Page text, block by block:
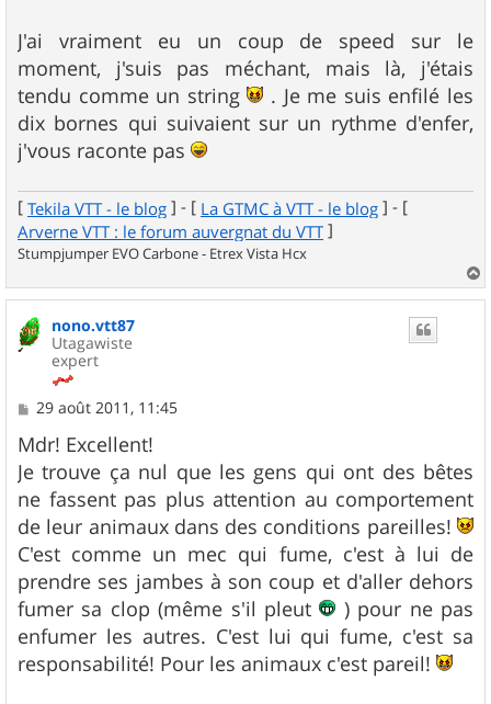
J'ai vraiment eu un coup de speed sur le
moment, j'suis pas méchant, mais là, j'étais
tendu comme un string
. Je me suis enfilé les
dix bornes qui suivaient sur un rythme d'enfer,
j'vous raconte pas
[ Tekila VTT - le blog ] - [ La GTMC à VTT - le blog ] - [
Arverne VTT : le forum auvergnat du VTT ]
Stumpjumper EVO Carbone - Etrex Vista Hcx
a
nono.vtt87
Utagawiste
expert
M
s
s
a
g
e
29 août 2011, 11:45
Mdr! Excellent!
Je trouve ça nul que les gens qui ont des bêtes
ne fassent pas plus attention au comportement
de leur animaux dans des conditions pareilles!
C'est comme un mec qui fume, c'est à lui de
prendre ses jambes à son coup et d'aller dehors
fumer sa clop (même s'il pleut
) pour ne pas
enfumer les autres. C'est lui qui fume, c'est sa
responsabilité! Pour les animaux c'est pareil!